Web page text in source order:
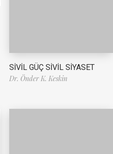
SİVİL GÜÇ SİVİL SİYASET
Dr. Önder K. Keskin